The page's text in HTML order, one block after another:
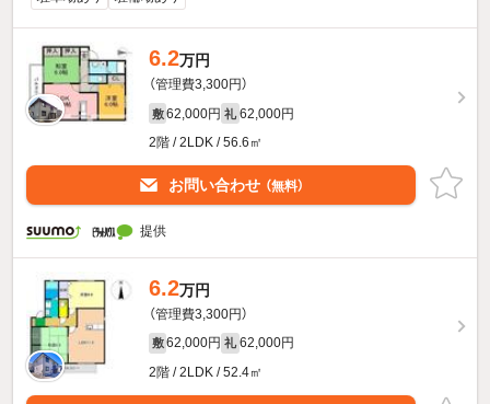
6.2万円
（管理費3,300円）
敷 62,000円 礼 62,000円
2階 / 2LDK / 56.6㎡
お問い合わせ （無料）
提供
6.2万円
（管理費3,300円）
敷 62,000円 礼 62,000円
2階 / 2LDK / 52.4㎡